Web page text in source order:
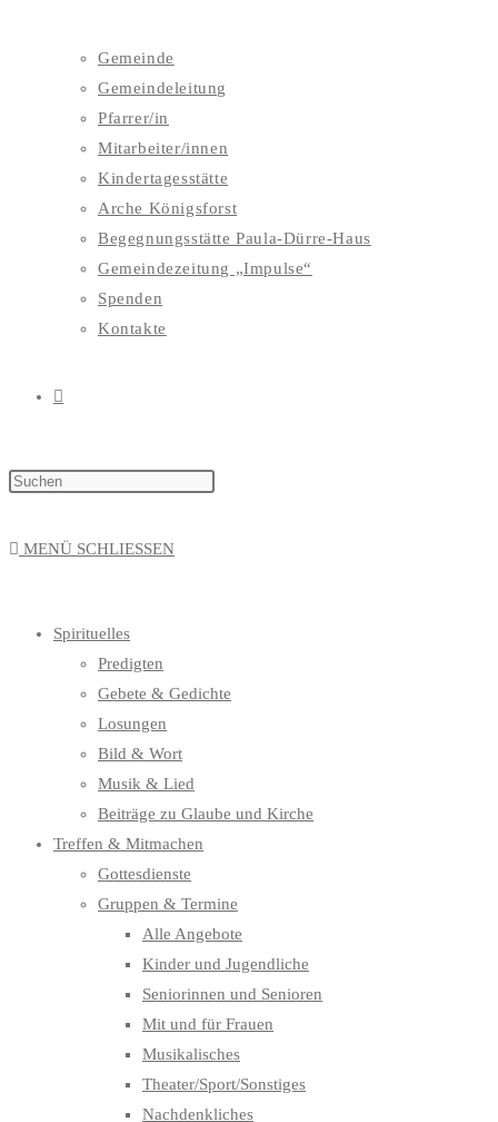
Gemeinde
Gemeindeleitung
Pfarrer/in
Mitarbeiter/innen
Kindertagesstätte
Arche Königsforst
Begegnungsstätte Paula-Dürre-Haus
Gemeindezeitung „Impulse“
Spenden
Kontakte
WEBSITE-
MENÜ SCHLIESSEN
Spirituelles
Predigten
Gebete & Gedichte
Losungen
Bild & Wort
Musik & Lied
Beiträge zu Glaube und Kirche
Treffen & Mitmachen
Gottesdienste
Gruppen & Termine
Alle Angebote
Kinder und Jugendliche
Seniorinnen und Senioren
Mit und für Frauen
Musikalisches
Theater/Sport/Sonstiges
Nachdenkliches